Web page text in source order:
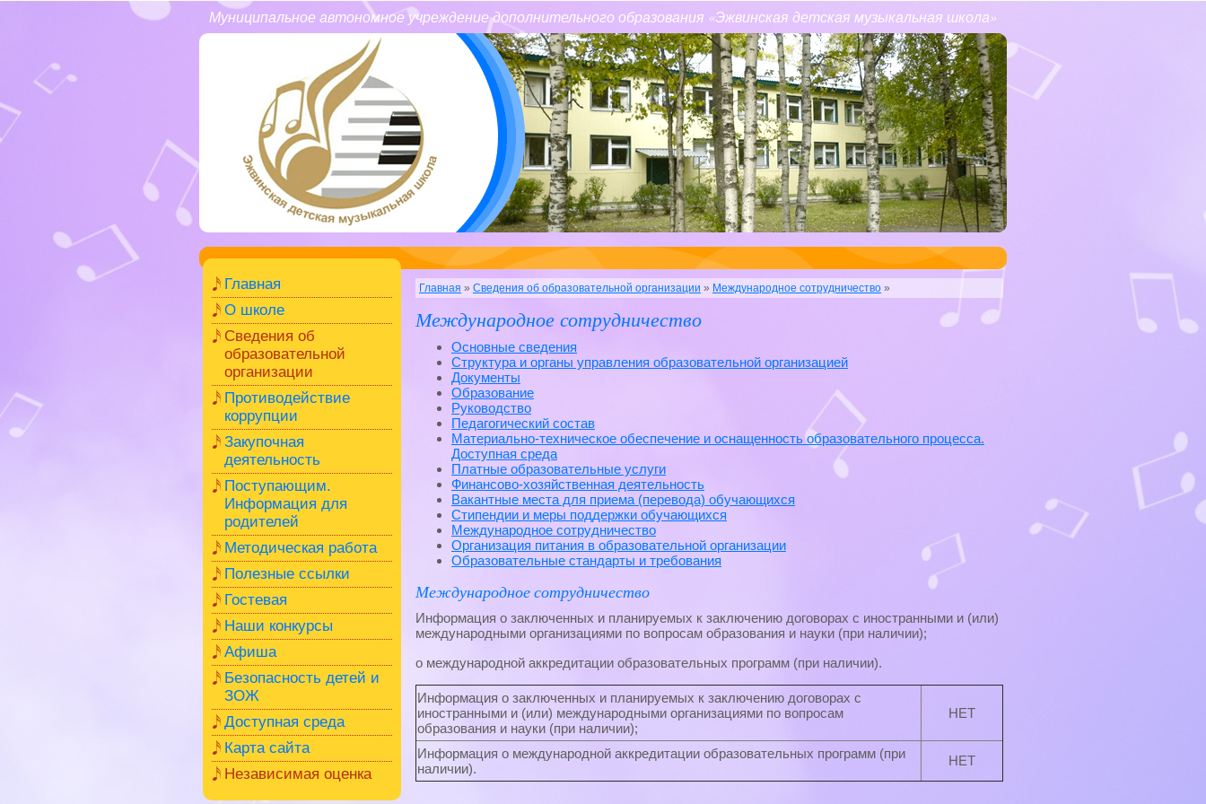
Муниципальное автономное учреждение дополнительного образования «Эжвинская детская музыкальная школа»
Главная
О школе
Сведения об
образовательной
организации
Противодействие
коррупции
Закупочная
деятельность
Поступающим.
Информация для
родителей
Методическая работа
Полезные ссылки
Гостевая
Наши конкурсы
Афиша
Безопасность детей и
ЗОЖ
Доступная среда
Карта сайта
Независимая оценка
Главная » Сведения об образовательной организации » Международное сотрудничество »
Международное сотрудничество
Основные сведения
Структура и органы управления образовательной организацией
Документы
Образование
Руководство
Педагогический состав
Материально-техническое обеспечение и оснащенность образовательного процесса.
Доступная среда
Платные образовательные услуги
Финансово-хозяйственная деятельность
Вакантные места для приема (перевода) обучающихся
Стипендии и меры поддержки обучающихся
Международное сотрудничество
Организация питания в образовательной организации
Образовательные стандарты и требования
Международное сотрудничество
Информация о заключенных и планируемых к заключению договорах с иностранными и (или)
международными организациями по вопросам образования и науки (при наличии);
о международной аккредитации образовательных программ (при наличии).
Информация о заключенных и планируемых к заключению договорах с
иностранными и (или) международными организациями по вопросам
образования и науки (при наличии);
НЕТ
Информация о международной аккредитации образовательных программ (при
наличии).
НЕТ